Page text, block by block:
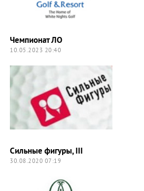
Чемпионат ЛО
10.05.2023 20:40
Сильные фигуры, III
30.08.2020 07:19